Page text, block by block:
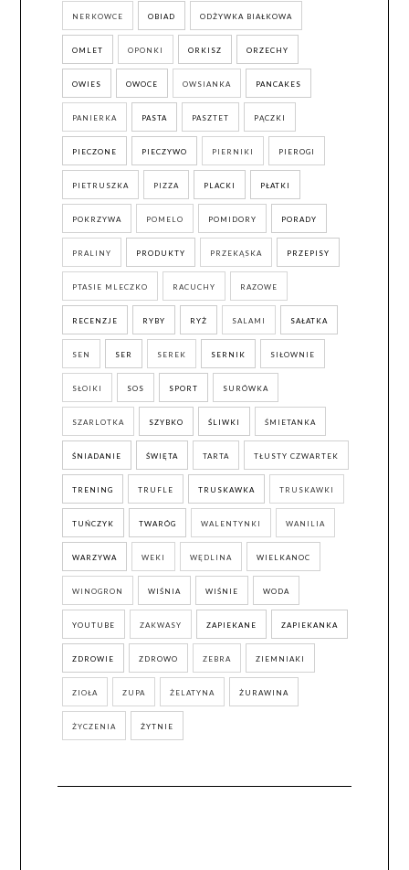
NERKOWCE OBIAD ODŻYWKA BIAŁKOWA
OMLET OPONKI ORKISZ ORZECHY
OWIES OWOCE OWSIANKA PANCAKES
PANIERKA PASTA PASZTET PĄCZKI
PIECZONE PIECZYWO PIERNIKI PIEROGI
PIETRUSZKA PIZZA PLACKI PŁATKI
POKRZYWA POMELO POMIDORY PORADY
PRALINY PRODUKTY PRZEKĄSKA PRZEPISY
PTASIE MLECZKO RACUCHY RAZOWE
RECENZJE RYBY RYŻ SALAMI SAŁATKA
SEN SER SEREK SERNIK SIŁOWNIE
SŁOIKI SOS SPORT SURÓWKA
SZARLOTKA SZYBKO ŚLIWKI ŚMIETANKA
ŚNIADANIE ŚWIĘTA TARTA TŁUSTY CZWARTEK
TRENING TRUFLE TRUSKAWKA TRUSKAWKI
TUŃCZYK TWARÓG WALENTYNKI WANILIA
WARZYWA WEKI WĘDLINA WIELKANOC
WINOGRON WIŚNIA WIŚNIE WODA
YOUTUBE ZAKWASY ZAPIEKANE ZAPIEKANKA
ZDROWIE ZDROWO ZEBRA ZIEMNIAKI
ZIOŁA ZUPA ŻELATYNA ŻURAWINA
ŻYCZENIA ŻYTNIE